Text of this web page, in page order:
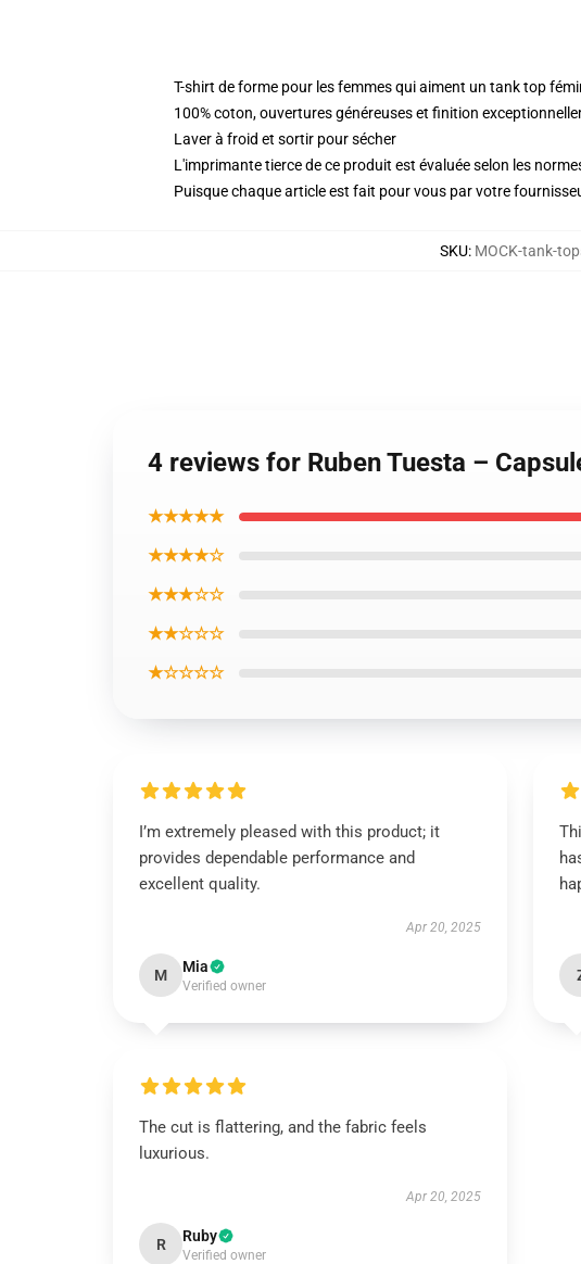
T-shirt de forme pour les femmes qui aiment un tank top
100% coton, ouvertures généreuses et finition
Laver à froid et sortir pour sécher
L'imprimante tierce de ce produit est évaluée selon les
Puisque chaque article est fait pour vous par votre
SKU: MOCK-tank-
4 reviews for Ruben Tuesta –
★★★★★
★★★★☆
★★★☆☆
★★☆☆☆
★☆☆☆☆
I’m extremely pleased with this product; it
provides dependable performance and
excellent quality.
Apr 20, 2025
M Mia
Verified owner
The cut is flattering, and the fabric feels
luxurious.
Apr 20, 2025
R Ruby
Verified owner